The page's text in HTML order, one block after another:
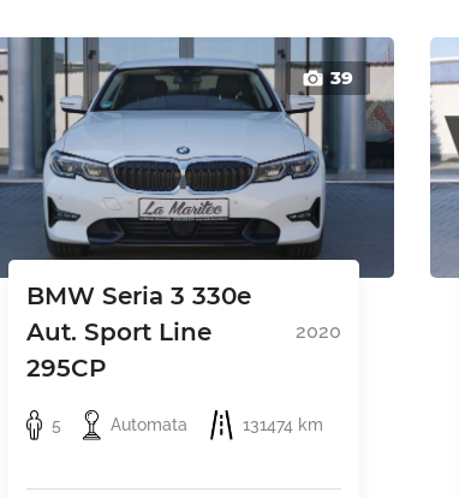
39
BMW Seria 3 330e
Aut. Sport Line
295CP
2020
5 Automata 131474 km